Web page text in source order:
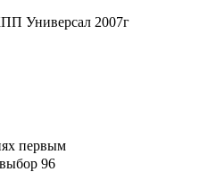
Универсал 2007г
первым
96